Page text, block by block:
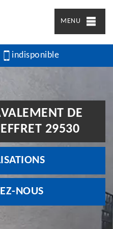
MENU
indisponible
DE
29530
NOUS